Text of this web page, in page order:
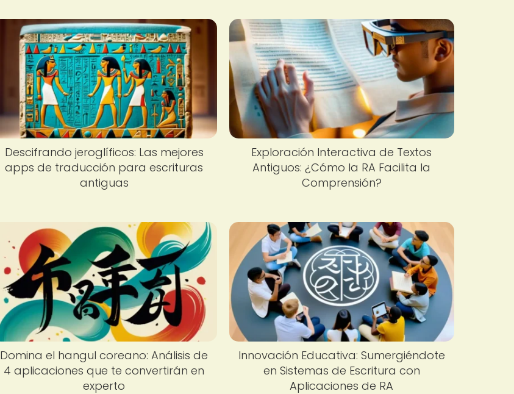
Descifrando jeroglíficos: Las mejores
apps de traducción para escrituras
antiguas
Exploración Interactiva de Textos
Antiguos: ¿Cómo la RA Facilita la
Comprensión?
Domina el hangul coreano: Análisis de
4 aplicaciones que te convertirán en
experto
Innovación Educativa: Sumergiéndote
en Sistemas de Escritura con
Aplicaciones de RA